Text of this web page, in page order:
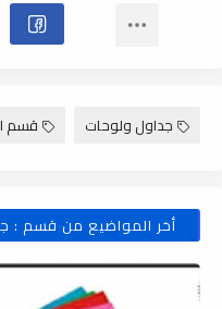
جداول ولوحات قسم
أخر المواضيع من قسم :